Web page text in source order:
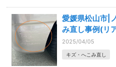
愛媛県松山市|
み直し事例(リ
2025/04/05
キズ・へこみ直し